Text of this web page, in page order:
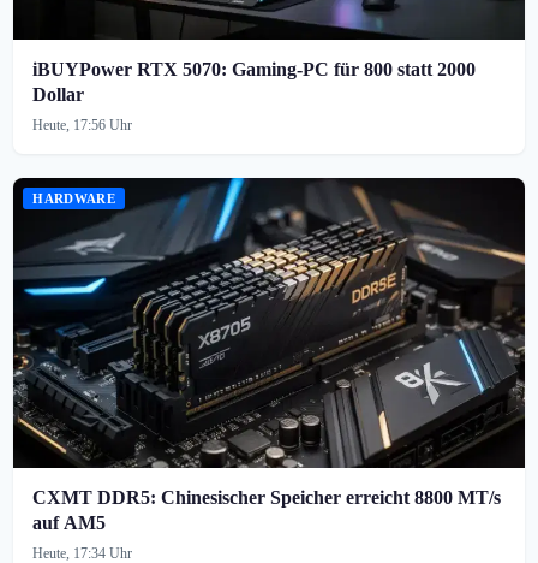
iBUYPower RTX 5070: Gaming-PC für 800 statt 2000
Dollar
Heute, 17:56 Uhr
HARDWARE
CXMT DDR5: Chinesischer Speicher erreicht 8800 MT/s
auf AM5
Heute, 17:34 Uhr